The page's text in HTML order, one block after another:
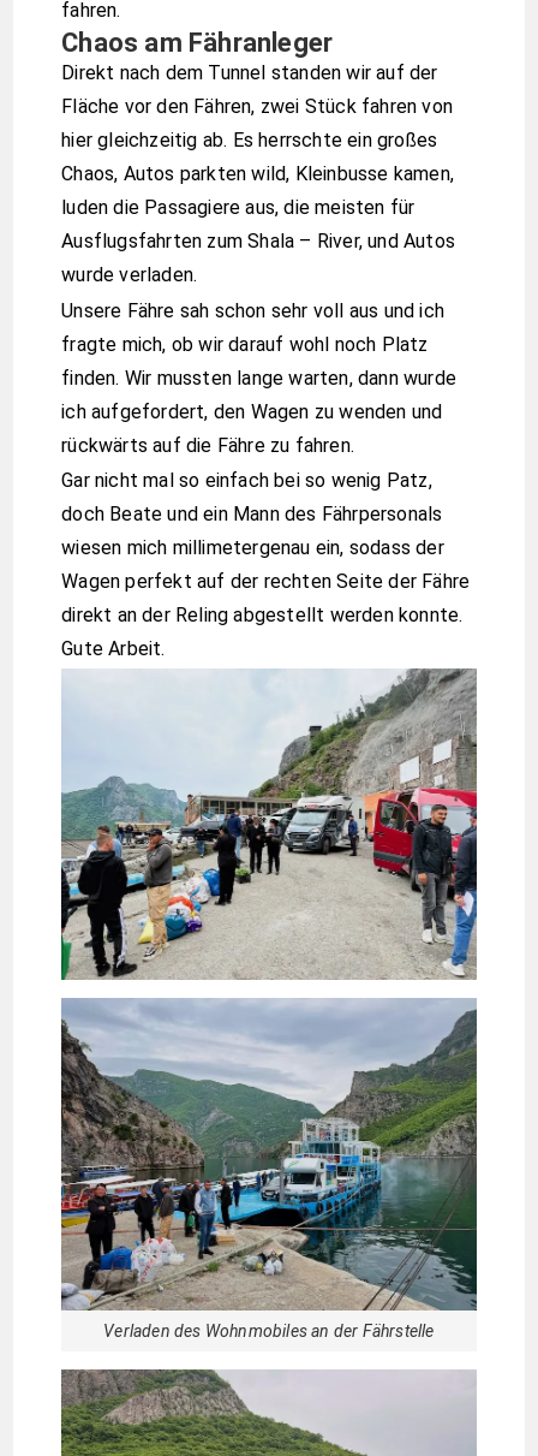
fahren.
Chaos am Fähranleger
Direkt nach dem Tunnel standen wir auf der
Fläche vor den Fähren, zwei Stück fahren von
hier gleichzeitig ab. Es herrschte ein großes
Chaos, Autos parkten wild, Kleinbusse kamen,
luden die Passagiere aus, die meisten für
Ausflugsfahrten zum Shala – River, und Autos
wurde verladen.
Unsere Fähre sah schon sehr voll aus und ich
fragte mich, ob wir darauf wohl noch Platz
finden. Wir mussten lange warten, dann wurde
ich aufgefordert, den Wagen zu wenden und
rückwärts auf die Fähre zu fahren.
Gar nicht mal so einfach bei so wenig Patz,
doch Beate und ein Mann des Fährpersonals
wiesen mich millimetergenau ein, sodass der
Wagen perfekt auf der rechten Seite der Fähre
direkt an der Reling abgestellt werden konnte.
Gute Arbeit.
Verladen des Wohnmobiles an der Fährstelle